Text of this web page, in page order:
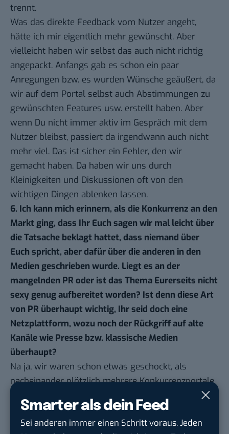
Smarter als dein Feed
Sei anderen immer einen Schritt voraus. Jeden
trennt.
Was das direkte Feedback vom Nutzer angeht,
hätte ich mir eigentlich mehr gewünscht. Aber
vielleicht haben wir selbst das auch nicht richtig
angepackt. Anfangs gab es schon ein paar
Anregungen bzw. es wurden Wünsche geäußert, da
wir auf dem Portal selbst auch Abstimmungen zu
gewünschten Features usw. erstellt haben. Aber
wenn Du nicht immer aktiv im Gespräch mit dem
Nutzer bleibst, passiert da irgendwann auch nicht
mehr viel. Das ist sicher ein Fehler, den wir
gemacht haben. Da haben wir uns durch
Kleinigkeiten und Diskussionen oft von den
wichtigen Dingen ablenken lassen.
6. Ich kann mich erinnern, als die Konkurrenz an den
Markt ging, dass Ihr Euch sagen wir mal leicht über
die Tatsache beklagt hattet, dass niemand über
Euch spricht, aber dafür über die anderen in den
Medien geschrieben wurde. Liegt es an der
mangelnden PR oder ist das Thema Eurerseits nicht
sexy genug aufbereitet worden? Ist denn diese Art
von PR überhaupt wichtig, Ihr seid doch eine
Netzplattform, wozu noch der Rückgriff auf alte
Kanäle wie Presse bzw. klassische Medien
überhaupt?
Na ja, wir waren schon etwas geschockt, als
nacheinander plötzlich mehrere Konkurrenzportale
gewesen. Mein Gejammer darüber, dass über uns
nicht geschrieben wurde, war übertrieben. Wir